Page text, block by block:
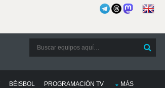
BÉISBOL PROGRAMACIÓN TV MÁS